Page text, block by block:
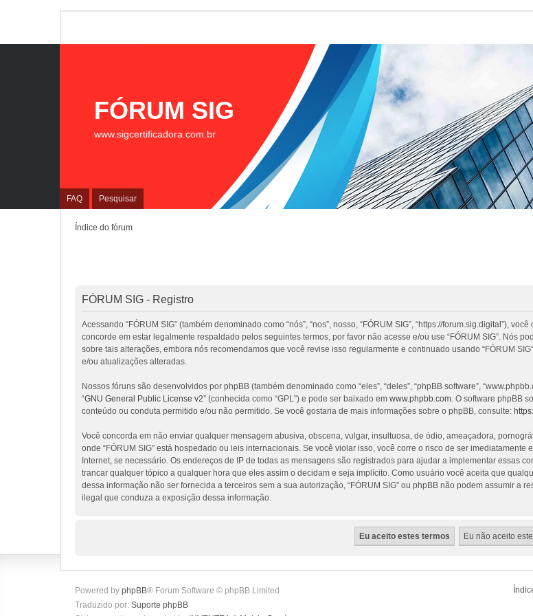
FAQ Pesquisar
FÓRUM SIG
www.sigcertificadora.com.br
Índice do fórum
FÓRUM SIG - Registro
Acessando “FÓRUM SIG” (também denominado como “nós”, “nos”, nosso, “FÓRUM SIG”, “https://forum.sig.digital”),
concorde em estar legalmente respaldado pelos seguintes termos, por favor não acesse e/ou use “FÓRUM SIG”. Nós
sobre tais alterações, embora nós recomendamos que você revise isso regularmente e continuado usando “FÓRUM
e/ou atualizações alteradas.
Nossos fóruns são desenvolvidos por phpBB (também denominado como “eles”, “deles”, “phpBB software”,
“GNU General Public License v2” (conhecida como “GPL”) e pode ser baixado em www.phpbb.com. O software phpBB
conteúdo ou conduta permitido e/ou não permitido. Se você gostaria de mais informações sobre o phpBB, consulte:
Você concorda em não enviar qualquer mensagem abusiva, obscena, vulgar, insultuosa, de ódio, ameaçadora,
onde “FÓRUM SIG” está hospedado ou leis internacionais. Se você violar isso, você corre o risco de ser
Internet, se necessário. Os endereços de IP de todas as mensagens são registrados para ajudar a implementar essas
trancar qualquer tópico a qualquer hora que eles assim o decidam e seja implícito. Como usuário você aceita que
dessa informação não ser fornecida a terceiros sem a sua autorização, “FÓRUM SIG” ou phpBB não podem assumir a
ilegal que conduza a exposição dessa informação.
Powered by phpBB® Forum Software © phpBB Limited
Traduzido por: Suporte phpBB